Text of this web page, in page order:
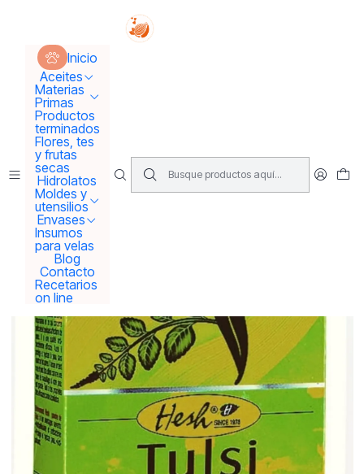
Inicio
Aceites
Materias
Primas
Productos
terminados
Flores, tes
y frutas
secas
Hidrolatos
Moldes y
utensilios
Envases
Insumos
para velas
Blog
Contacto
Recetarios
on line
Tus sueños se concretan aquí !!!
Inicio Materias Primas